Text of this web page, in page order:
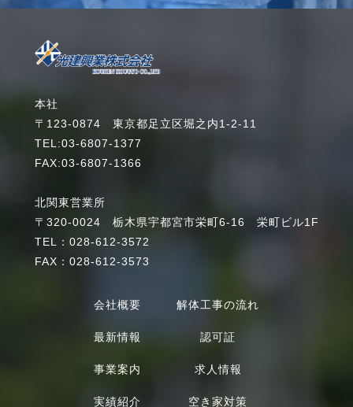
本社
〒123-0874 東京都足立区堀之内1-2-11
TEL:03-6807-1377
FAX:03-6807-1366
北関東営業所
〒320-0024 栃木県宇都宮市栄町6-16 栄町ビル1F
TEL：028-612-3572
FAX：028-612-3573
会社概要
最新情報
事業案内
実績紹介
解体工事の流れ
認可証
求人情報
空き家対策